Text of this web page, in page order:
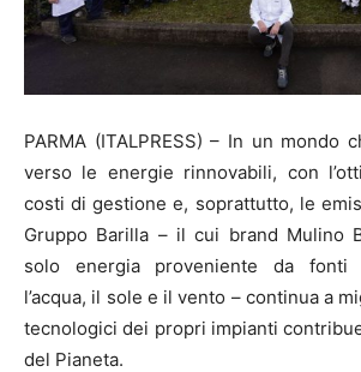
PARMA (ITALPRESS) – In un mondo
verso le energie rinnovabili, con
costi di gestione e, soprattutto, le
Gruppo Barilla – il cui brand Mulino
solo energia proveniente da fonti
l’acqua, il sole e il vento – continua a
tecnologici dei propri impianti
del Pianeta.